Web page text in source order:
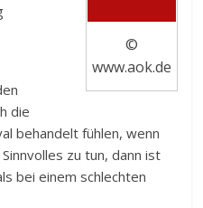
©
www.aok.de
die
behandelt fühlen, wenn
zu tun, dann ist
bei einem schlechten